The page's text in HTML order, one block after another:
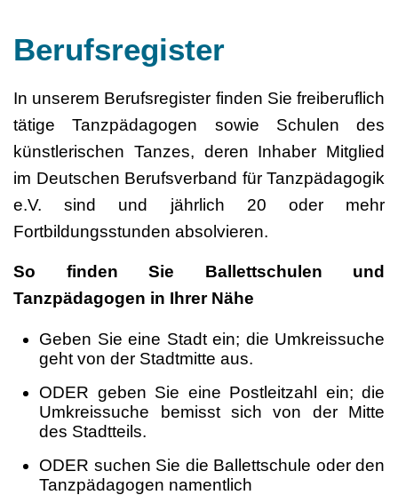
Berufsregister
In unserem Berufsregister finden Sie freiberuflich
tätige Tanzpädagogen sowie Schulen des
künstlerischen Tanzes, deren Inhaber Mitglied
im Deutschen Berufsverband für Tanzpädagogik
e.V. sind und jährlich 20 oder mehr
Fortbildungsstunden absolvieren.
So finden Sie Ballettschulen und
Tanzpädagogen in Ihrer Nähe
Geben Sie eine Stadt ein; die Umkreissuche
geht von der Stadtmitte aus.
ODER geben Sie eine Postleitzahl ein; die
Umkreissuche bemisst sich von der Mitte
des Stadtteils.
ODER suchen Sie die Ballettschule oder den
Tanzpädagogen namentlich